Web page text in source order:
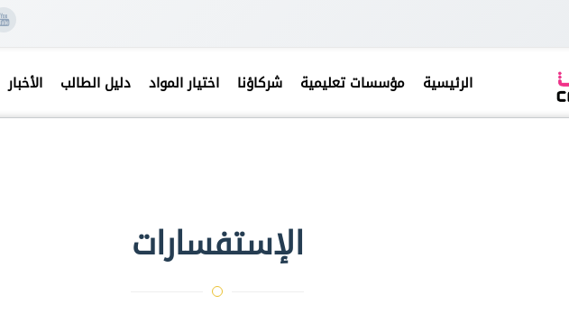
الرئيسية مؤسسات تعليمية شركاؤنا اختيار المواد دليل الطالب الأخبار
الإستفسارات